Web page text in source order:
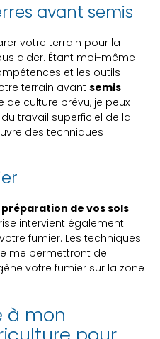
avant semis
votre terrain pour la
aider. Étant moi-même
et les outils
terrain avant semis.
de culture prévu, je peux
travail superficiel de la
des techniques
préparation de vos sols
intervient également
fumier. Les techniques
me permettront de
votre fumier sur la zone
à mon